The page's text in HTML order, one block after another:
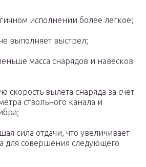
исполнении более легкое;
выполняет выстрел;
масса снарядов и навесков
скорость вылета снаряда за счет
ствольного канала и
сила отдачи, что увеличивает
для совершения следующего